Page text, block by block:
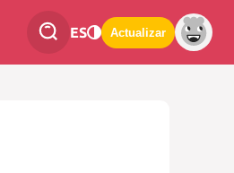
ES Actualizar